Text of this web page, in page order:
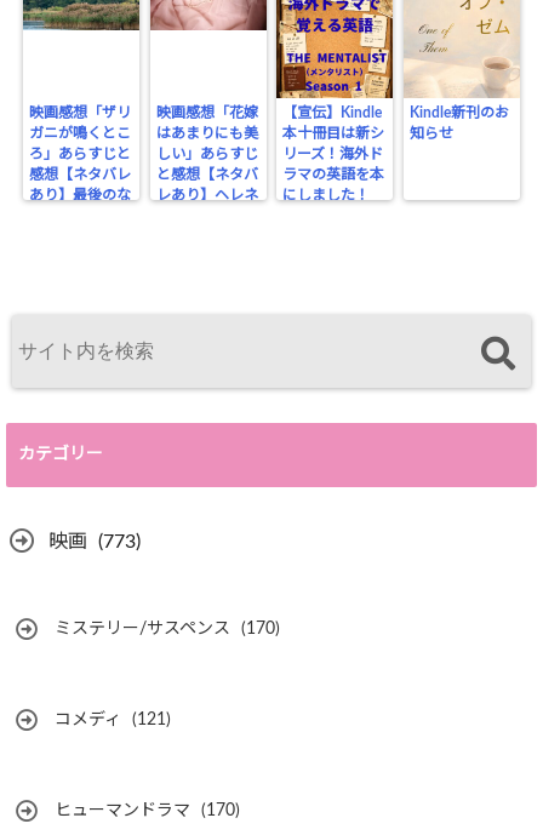
cache.php
映画感想「ザリ
ガニが鳴くとこ
ろ」あらすじと
感想【ネタバレ
あり】最後のな
映画感想「花嫁
はあまりにも美
しい」あらすじ
と感想【ネタバ
レあり】ヘレネ
【宣伝】Kindle
本十冊目は新シ
リーズ！海外ド
ラマの英語を本
にしました！
Kindle新刊のお
知らせ
カテゴリー
映画 (773)
ミステリー/サスペンス (170)
コメディ (121)
ヒューマンドラマ (170)